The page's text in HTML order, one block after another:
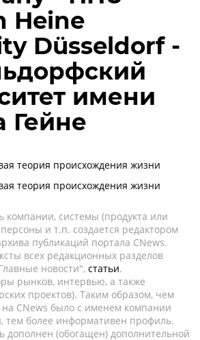
Heine
Düsseldorf -
имени
Гейне
теория происхождения жизни
теория происхождения жизни
системы (продукта или
персоны и т.п. создается редактором
публикаций портала CNews.
всех редакционных разделов
новости", статьи,
рынков, интервью, а также
проектов). Таким образом, чем
CNews было с именем компании
тем более информативен профиль.
дополнен (обогащен) дополнительной